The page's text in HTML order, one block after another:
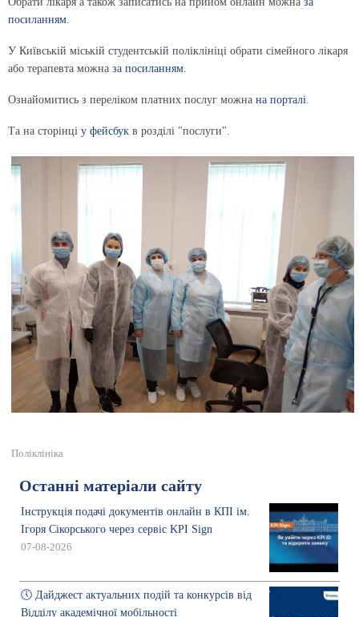
посиланням.
У Київській міській студентській поліклініці обрати сімейного лікаря
або терапевта можна за посиланням.
Ознайомитись з переліком платних послуг можна на порталі
Та на сторінці у фейсбук в розділі "послуги".
Поліклініка
Останні матеріали сайту
Інструкція подачі документів онлайн в КПІ ім.
Ігоря Сікорського через сервіс KPI Sign
07-08-2026
🕔 Дайджест актуальних подій та конкурсів від
Відділу академічної мобільності